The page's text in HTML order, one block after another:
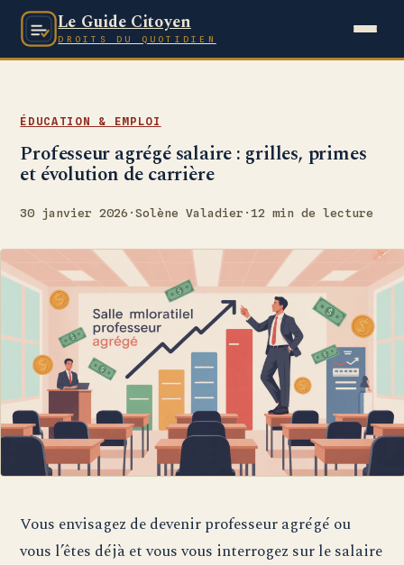
Le Guide Citoyen
DROITS DU QUOTIDIEN
ÉDUCATION & EMPLOI
Professeur agrégé salaire : grilles, primes
et évolution de carrière
30 janvier 2026 ·Solène Valadier ·12 min de lecture
Vous envisagez de devenir professeur agrégé ou
vous l’êtes déjà et vous vous interrogez sur le salaire